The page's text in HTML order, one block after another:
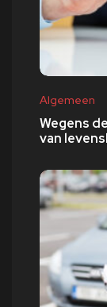
Algemeen
Wegens
van